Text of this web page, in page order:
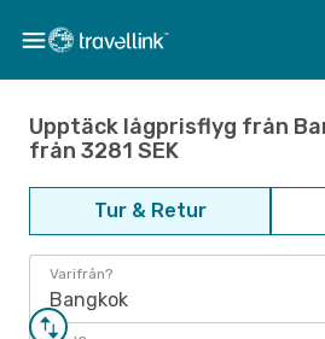
Upptäck lågprisflyg från
från 3281 SEK
Tur & Retur
Varifrån?
Bangkok